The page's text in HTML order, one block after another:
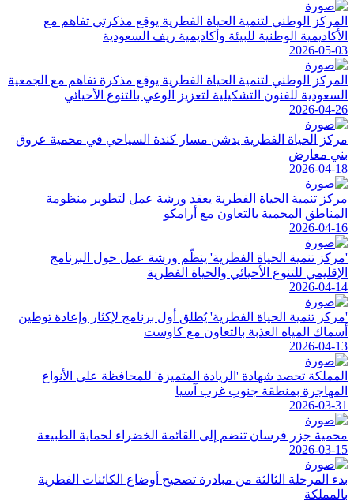
المركز الوطني لتنمية الحياة الفطرية يوقع مذكرتي تفاهم مع
الأكاديمية الوطنية للبيئة وأكاديمية ريف السعودية
2026-05-03
المركز الوطني لتنمية الحياة الفطرية يوقع مذكرة تفاهم مع الجمعية
السعودية للفنون التشكيلية لتعزيز الوعي بالتنوع الأحيائي
2026-04-26
مركز الحياة الفطرية يدشن مسار كندة السياحي في محمية عروق
بني معارض
2026-04-18
مركز تنمية الحياة الفطرية يعقد ورشة عمل لتطوير منظومة
المناطق المحمية بالتعاون مع أرامكو
2026-04-16
'مركز تنمية الحياة الفطرية' ينظّم ورشة عمل حول البرنامج
الإقليمي للتنوع الأحيائي والحياة الفطرية
2026-04-14
'مركز تنمية الحياة الفطرية' يُطلق أول برنامج لإكثار وإعادة توطين
أسماك المياه العذبة بالتعاون مع كاوست
2026-04-13
المملكة تحصد شهادة 'الريادة المتميزة' للمحافظة على الأنواع
المهاجرة بمنطقة جنوب غرب آسيا
2026-03-31
محمية جزر فرسان تنضم إلى القائمة الخضراء لحماية الطبيعة
2026-03-15
بدء المرحلة الثالثة من مبادرة تصحيح أوضاع الكائنات الفطرية
بالمملكة